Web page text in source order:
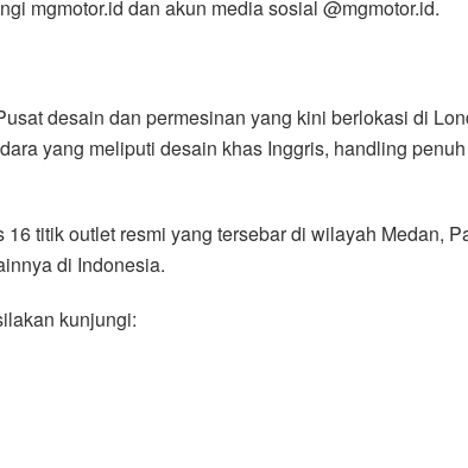
mgmotor.id dan akun media sosial @mgmotor.id.
desain dan permesinan yang kini berlokasi di
yang meliputi desain khas Inggris, handling
titik outlet resmi yang tersebar di wilayah Medan,
di Indonesia.
kunjungi: